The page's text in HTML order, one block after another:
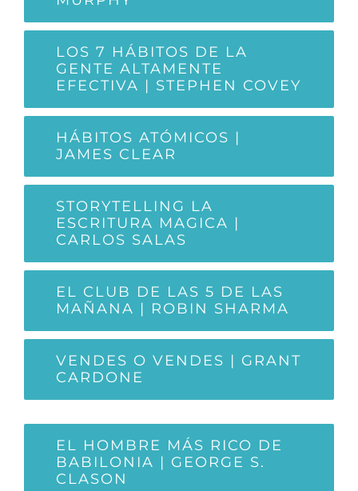
LOS 7 HÁBITOS DE LA
GENTE ALTAMENTE
EFECTIVA | STEPHEN COVEY
HÁBITOS ATÓMICOS |
JAMES CLEAR
STORYTELLING LA
ESCRITURA MAGICA |
CARLOS SALAS
EL CLUB DE LAS 5 DE LAS
MAÑANA | ROBIN SHARMA
VENDES O VENDES | GRANT
CARDONE
EL HOMBRE MÁS RICO DE
BABILONIA | GEORGE S.
CLASON